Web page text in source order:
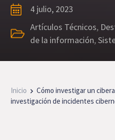
4 julio, 2023
Artículos Técnicos,
de la información,
Inicio
Cómo investigar un
investigación de incidentes